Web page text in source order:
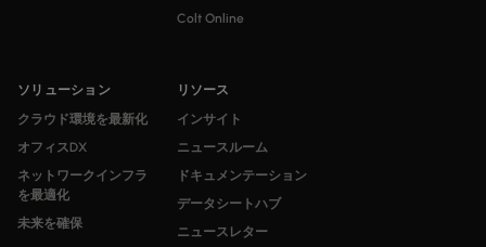
ソリューション
クラウド環境を最新化
オフィスDX
ネットワークインフラ
を最適化
未来を確保
リソース
インサイト
ニュースルーム
ドキュメンテーション
データシートハブ
ニュースレター
Colt Online